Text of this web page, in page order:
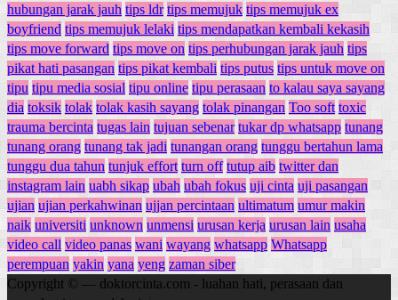
hubungan jarak jauh tips ldr tips memujuk tips memujuk ex
boyfriend tips memujuk lelaki tips mendapatkan kembali kekasih
tips move forward tips move on tips perhubungan jarak jauh tips
pikat hati pasangan tips pikat kembali tips putus tips untuk move on
tipu tipu media sosial tipu online tipu perasaan to kalau saya sayang
dia toksik tolak tolak kasih sayang tolak pinangan Too soft toxic
trauma bercinta tugas lain tujuan sebenar tukar dp whatsapp tunang
tunang orang tunang tak jadi tunangan orang tunggu bertahun lama
tunggu dua tahun tunjuk effort turn off tutup aib twitter dan
instagram lain uabh sikap ubah ubah fokus uji cinta uji pasangan
ujian ujian perkahwinan ujjan percintaan ultimatum umur makin
naik universiti unknown unmensi urusan kerja urusan lain usaha
video call video panas wani wayang whatsapp Whatsapp
perempuan yakin yana yeng zaman siber
Copyright © — doktorcinta.com - luahan hati, perasaan dan